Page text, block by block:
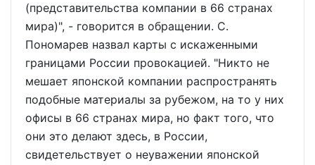
(представительства компании в 66 странах
мира)", - говорится в обращении. С.
Пономарев назвал карты с искаженными
границами России провокацией. "Никто не
мешает японской компании распространять
подобные материалы за рубежом, на то у них
офисы в 66 странах мира, но факт того, что
они это делают здесь, в России,
свидетельствует о неуважении японской